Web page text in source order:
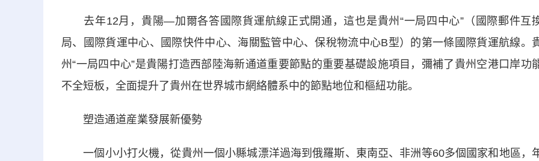
去年12月，貴陽—加爾各答國際貨運航線正式開通，這也是貴州“一局四中心”（國際郵件互
局、國際貨運中心、國際快件中心、海關監管中心、保稅物流中心B型）的第一條國際貨運航線。
州“一局四中心”是貴陽打造西部陸海新通道重要節點的重要基礎設施項目，彌補了貴州空港口岸功
不全短板，全面提升了貴州在世界城市網絡體系中的節點地位和樞紐功能。
塑造通道産業發展新優勢
一個小小打火機，從貴州一個小縣城漂洋過海到俄羅斯、東南亞、非洲等60多個國家和地區，